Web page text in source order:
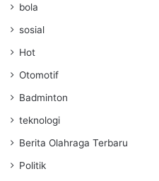
bola
sosial
Hot
Otomotif
Badminton
teknologi
Berita Olahraga Terbaru
Politik